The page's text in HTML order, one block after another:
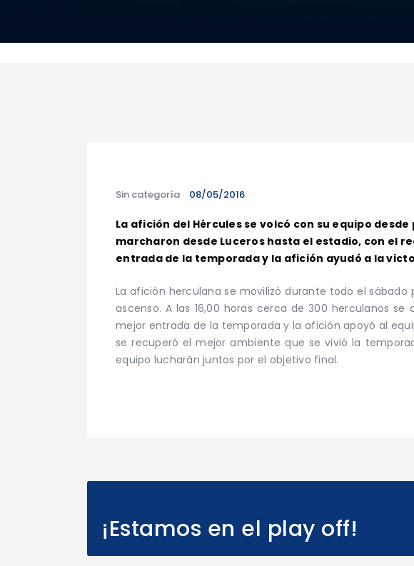
Sin categoría 08/05/2016
La afición del Hércules se volcó con su equipo
marcharon desde Luceros hasta el estadio, con el
entrada de la temporada y la afición ayudó a la
La afición herculana se movilizó durante todo el
ascenso. A las 16,00 horas cerca de 300 herculanos
mejor entrada de la temporada y la afición apoyó al
se recuperó el mejor ambiente que se vivió la
equipo lucharán juntos por el objetivo final.
¡Estamos en el play off!